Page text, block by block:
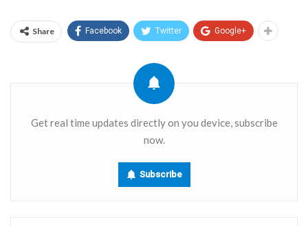
Share Facebook Twitter Google+
Get real time updates directly on you device, subscribe
now.
Subscribe